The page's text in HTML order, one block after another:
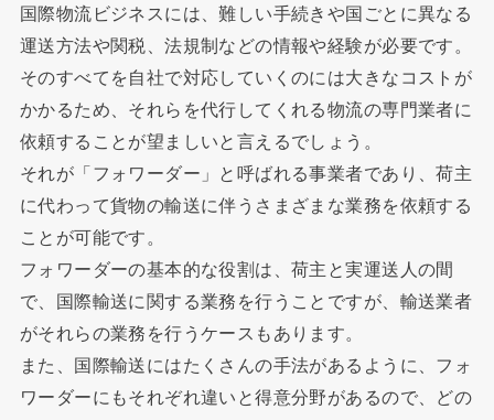
国際物流ビジネスには、難しい手続きや国ごとに異なる
運送方法や関税、法規制などの情報や経験が必要です。
そのすべてを自社で対応していくのには大きなコストが
かかるため、それらを代行してくれる物流の専門業者に
依頼することが望ましいと言えるでしょう。
それが「フォワーダー」と呼ばれる事業者であり、荷主
に代わって貨物の輸送に伴うさまざまな業務を依頼する
ことが可能です。
フォワーダーの基本的な役割は、荷主と実運送人の間
で、国際輸送に関する業務を行うことですが、輸送業者
がそれらの業務を行うケースもあります。
また、国際輸送にはたくさんの手法があるように、フォ
ワーダーにもそれぞれ違いと得意分野があるので、どの